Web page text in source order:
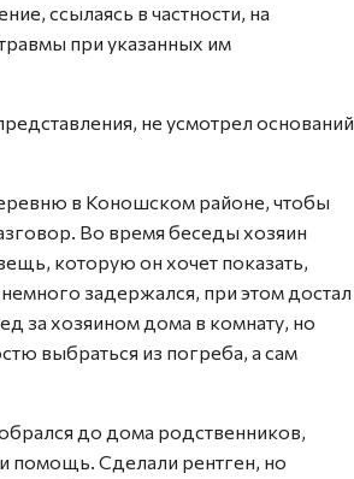
ссылаясь в частности, на
при указанных им
не усмотрел оснований
в Коношском районе, чтобы
Во время беседы хозяин
которую он хочет показать,
задержался, при этом достал
за хозяином дома в комнату, но
выбраться из погреба, а сам
до дома родственников,
помощь. Сделали рентген, но